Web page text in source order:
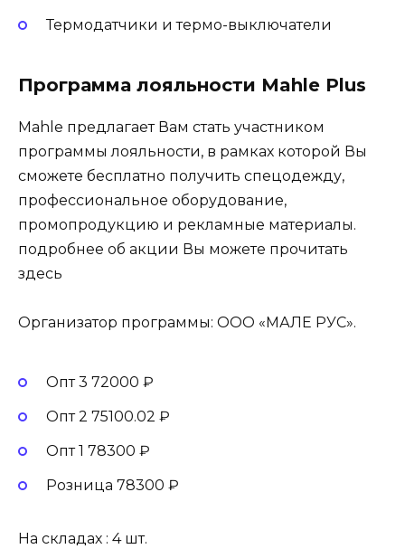
Термодатчики и термо-выключатели
Программа лояльности Mahle Plus
Mahle предлагает Вам стать участником
программы лояльности, в рамках которой Вы
сможете бесплатно получить спецодежду,
профессиональное оборудование,
промопродукцию и рекламные материалы.
подробнее об акции Вы можете прочитать
здесь
Организатор программы: ООО «МАЛЕ РУС».
Опт 3 72000 ₽
Опт 2 75100.02 ₽
Опт 1 78300 ₽
Розница 78300 ₽
На складах : 4 шт.